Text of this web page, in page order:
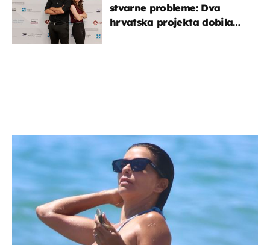
stvarne probleme: Dva
hrvatska projekta dobila